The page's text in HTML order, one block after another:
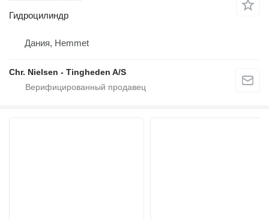
Гидроцилиндр
Дания, Hemmet
Chr. Nielsen - Tingheden A/S